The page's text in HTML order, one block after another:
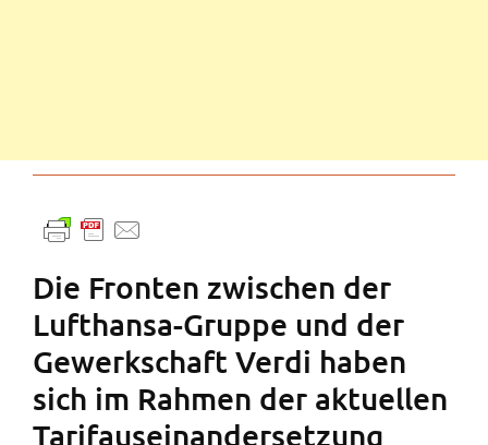
Die Fronten zwischen der
Lufthansa-Gruppe und der
Gewerkschaft Verdi haben
sich im Rahmen der aktuellen
Tarifauseinandersetzung